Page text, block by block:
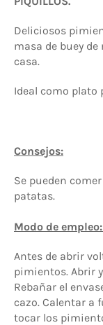
Deliciosos
masa de buey
casa.
Ideal como
Consejos:
Se pueden
patatas.
Modo de empleo:
Antes de abrir
pimientos. Abrir
Rebañar el
cazo. Calentar a
tocar los